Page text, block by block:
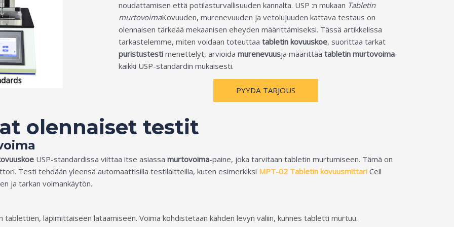
noudattamisen että potilasturvallisuuden kannalta. USP :n mukaan Tabletin
murtovoimaKovuuden, murenevuuden ja vetolujuuden kattava testaus on
olennaisen tärkeää mekaanisen eheyden määrittämiseksi. Tässä artikkelissa
tarkastelemme, miten voidaan toteuttaa tabletin kovuuskoe, suorittaa tarkat
puristustesti menettelyt, arvioida murenevuusja määrittää tabletin murtovoima-
kaikki USP-standardin mukaisesti.
PYYDÄ TARJOUS
olennaiset testit
USP-standardissa viittaa itse asiassa murtovoima-paine, joka tarvitaan tabletin murtumiseen. Tämä on
Testi tehdään yleensä automaattisilla testilaitteilla, kuten esimerkiksi MPT-02 Tabletin kovuusmittari Cell
ja tarkan voimankäytön.
läpimittaiseen lataamiseen. Voima kohdistetaan kahden levyn väliin, kunnes tabletti murtuu.